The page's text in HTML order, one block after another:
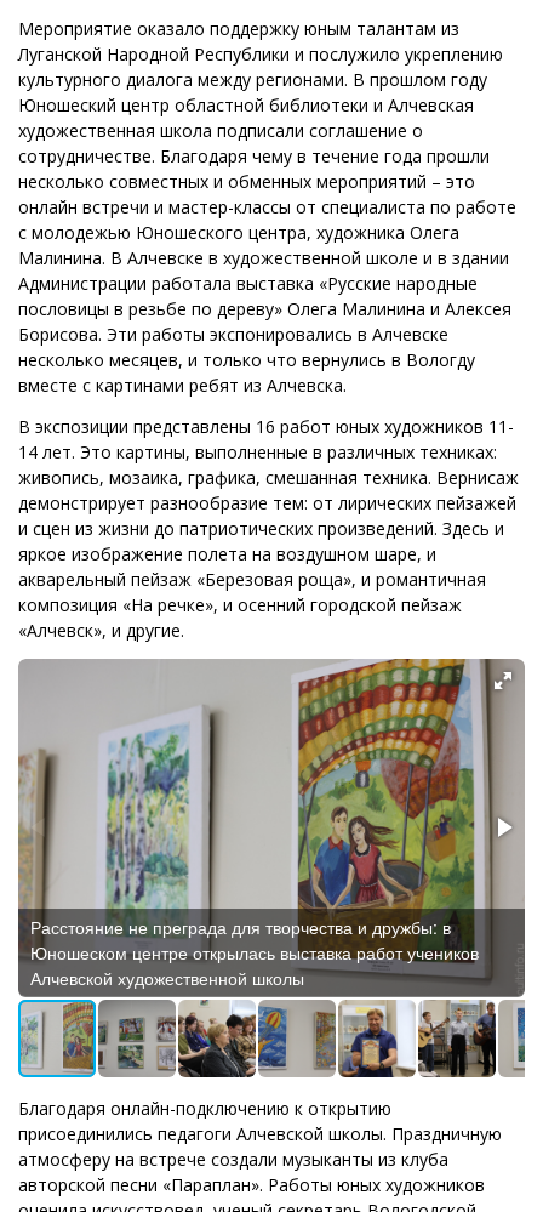
Мероприятие оказало поддержку юным талантам из
Луганской Народной Республики и послужило укреплению
культурного диалога между регионами. В прошлом году
Юношеский центр областной библиотеки и Алчевская
художественная школа подписали соглашение о
сотрудничестве. Благодаря чему в течение года прошли
несколько совместных и обменных мероприятий – это
онлайн встречи и мастер-классы от специалиста по работе
с молодежью Юношеского центра, художника Олега
Малинина. В Алчевске в художественной школе и в здании
Администрации работала выставка «Русские народные
пословицы в резьбе по дереву» Олега Малинина и Алексея
Борисова. Эти работы экспонировались в Алчевске
несколько месяцев, и только что вернулись в Вологду
вместе с картинами ребят из Алчевска.
В экспозиции представлены 16 работ юных художников 11-
14 лет. Это картины, выполненные в различных техниках:
живопись, мозаика, графика, смешанная техника. Вернисаж
демонстрирует разнообразие тем: от лирических пейзажей
и сцен из жизни до патриотических произведений. Здесь и
яркое изображение полета на воздушном шаре, и
акварельный пейзаж «Березовая роща», и романтичная
композиция «На речке», и осенний городской пейзаж
«Алчевск», и другие.
Расстояние не преграда для творчества и дружбы: в
Юношеском центре открылась выставка работ учеников
Алчевской художественной школы
Благодаря онлайн-подключению к открытию
присоединились педагоги Алчевской школы. Праздничную
атмосферу на встрече создали музыканты из клуба
авторской песни «Параплан». Работы юных художников